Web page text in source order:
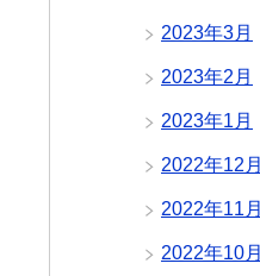
2023年3月
2023年2月
2023年1月
2022年12月
2022年11月
2022年10月